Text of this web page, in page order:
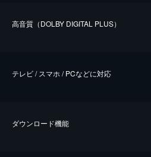
⾼⾳質（DOLBY DIGITAL PLUS）
テレビ / スマホ / PCなどに対応
ダウンロード機能